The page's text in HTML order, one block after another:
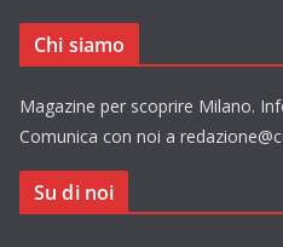
Chi siamo
Magazine per scoprire Milano.
Comunica con noi a
Su di noi